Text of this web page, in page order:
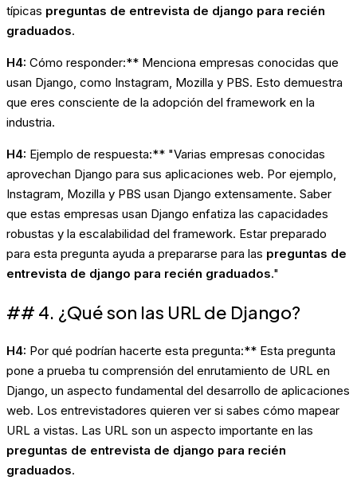
típicas preguntas de entrevista de django para recién
graduados.
H4: Cómo responder:** Menciona empresas conocidas que
usan Django, como Instagram, Mozilla y PBS. Esto demuestra
que eres consciente de la adopción del framework en la
industria.
H4: Ejemplo de respuesta:** "Varias empresas conocidas
aprovechan Django para sus aplicaciones web. Por ejemplo,
Instagram, Mozilla y PBS usan Django extensamente. Saber
que estas empresas usan Django enfatiza las capacidades
robustas y la escalabilidad del framework. Estar preparado
para esta pregunta ayuda a prepararse para las preguntas de
entrevista de django para recién graduados."
## 4. ¿Qué son las URL de Django?
H4: Por qué podrían hacerte esta pregunta:** Esta pregunta
pone a prueba tu comprensión del enrutamiento de URL en
Django, un aspecto fundamental del desarrollo de aplicaciones
web. Los entrevistadores quieren ver si sabes cómo mapear
URL a vistas. Las URL son un aspecto importante en las
preguntas de entrevista de django para recién
graduados.